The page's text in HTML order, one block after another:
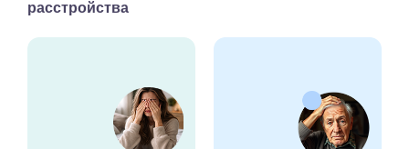
расстройства